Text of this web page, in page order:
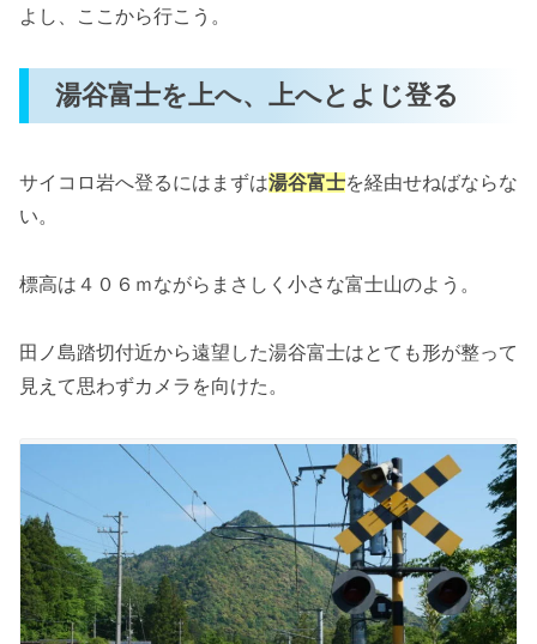
よし、ここから行こう。
湯谷富士を上へ、上へとよじ登る
サイコロ岩へ登るにはまずは湯谷富士を経由せねばならな
い。
標高は４０６ｍながらまさしく小さな富士山のよう。
田ノ島踏切付近から遠望した湯谷富士はとても形が整って
見えて思わずカメラを向けた。